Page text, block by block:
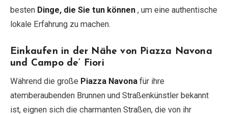
besten Dinge, die Sie tun können , um eine authentische
lokale Erfahrung zu machen.
Einkaufen in der Nähe von Piazza Navona
und Campo de’ Fiori
Während die große Piazza Navona für ihre
atemberaubenden Brunnen und Straßenkünstler bekannt
ist, eignen sich die charmanten Straßen, die von ihr